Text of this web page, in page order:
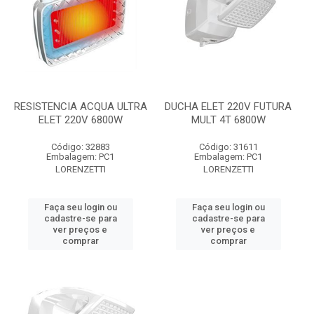
RESISTENCIA ACQUA ULTRA
ELET 220V 6800W
Código: 32883
Embalagem: PC1
LORENZETTI
Faça seu login ou
cadastre-se para
ver preços e
comprar
DUCHA ELET 220V FUTURA
MULT 4T 6800W
Código: 31611
Embalagem: PC1
LORENZETTI
Faça seu login ou
cadastre-se para
ver preços e
comprar